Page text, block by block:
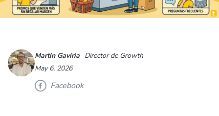
Martin Gaviria Director de Growth
May 6, 2026
Facebook